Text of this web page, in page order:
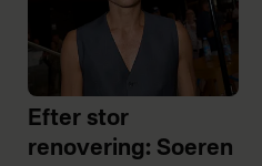
Efter stor
renovering: Soeren